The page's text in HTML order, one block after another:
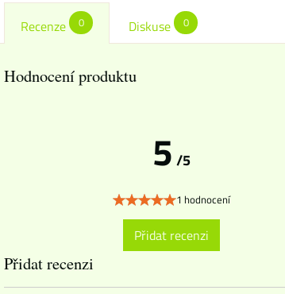
Recenze 0 Diskuse 0
Hodnocení produktu
5 /5
1 hodnocení
Přidat recenzi
Přidat recenzi